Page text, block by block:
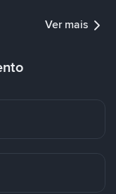
Ver mais